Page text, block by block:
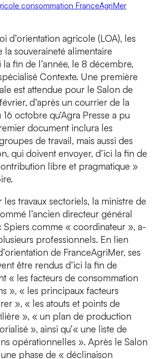
consommation FranceAgriMer
d’orientation agricole (LOA), les
souveraineté alimentaire
fin de l’année, le 8 décembre,
Contexte. Une première
est attendue pour le Salon de
d’après un courrier de la
octobre qu’Agra Presse a pu
document inclura les
de travail, mais aussi des
qui doivent envoyer, d’ici la fin de
libre et pragmatique »
les travaux sectoriels, la ministre de
l’ancien directeur général
Spiers comme « coordinateur », a-
professionnels. En lien
de FranceAgriMer, ses
être rendus d’ici la fin de
« les facteurs de consommation
», « les principaux facteurs
», « les atouts et points de
», « un plan de production
», ainsi qu’« une liste de
opérationnelles ». Après le Salon
phase de « déclinaison